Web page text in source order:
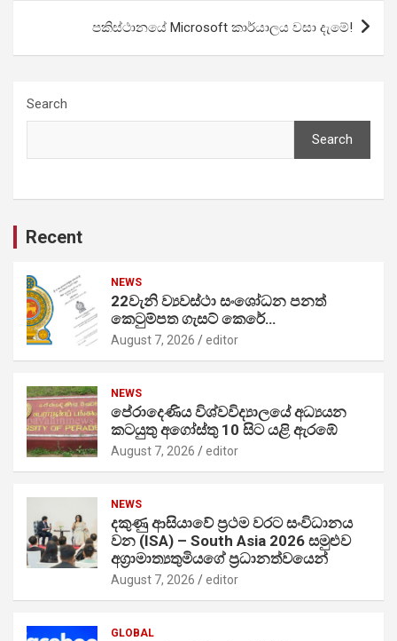
පකිස්ථානයේ Microsoft කාර්යාලය වසා දැමේ!
Search
Search
Recent
NEWS
22වැනි ව්‍යවස්ථා සංශෝධන පනත්
කෙටුම්පත ගැසට් කෙරේ…
August 7, 2026 editor
NEWS
පේරාදෙණිය විශ්වවිද්‍යාලයේ අධ්‍යයන
කටයුතු අගෝස්තු 10 සිට යළි ඇරඹේ
August 7, 2026 editor
NEWS
දකුණු ආසියාවේ ප්‍රථම වරට සංවිධානය
වන (ISA) – South Asia 2026 සමුළුව
අග්‍රාමාත්‍යතුමියගේ ප්‍රධානත්වයෙන්
August 7, 2026 editor
GLOBAL